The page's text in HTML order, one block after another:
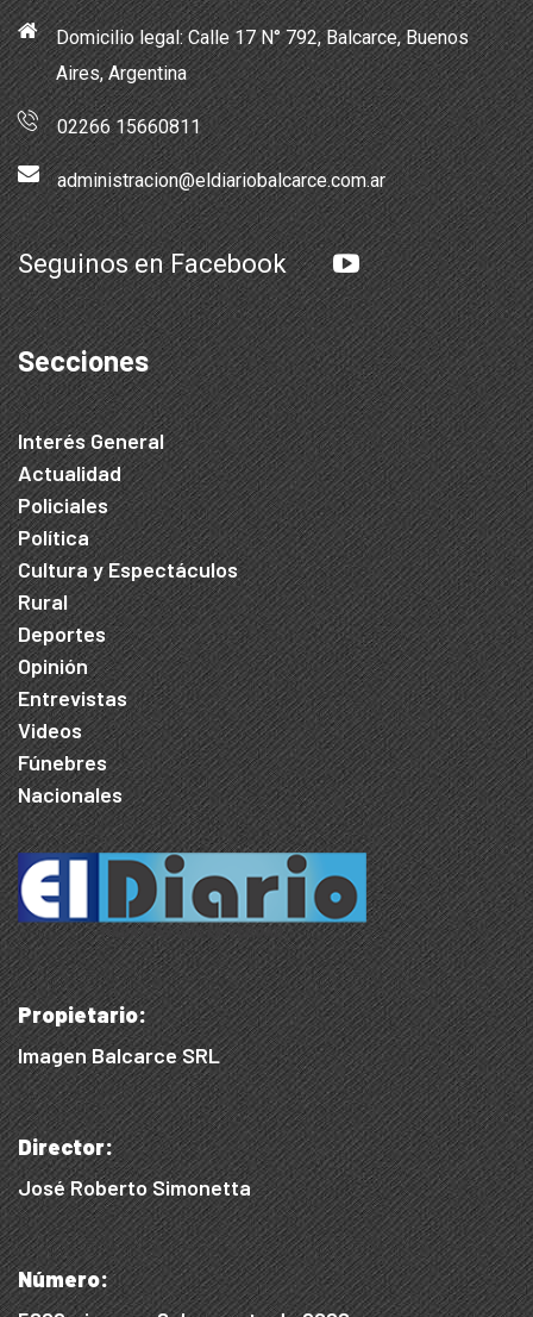
Domicilio legal: Calle 17 N° 792, Balcarce, Buenos
Aires, Argentina
02266 15660811
administracion@eldiariobalcarce.com.ar
Seguinos en Facebook
Secciones
Interés General
Actualidad
Policiales
Política
Cultura y Espectáculos
Rural
Deportes
Opinión
Entrevistas
Videos
Fúnebres
Nacionales
Propietario:
Imagen Balcarce SRL
Director:
José Roberto Simonetta
Número: